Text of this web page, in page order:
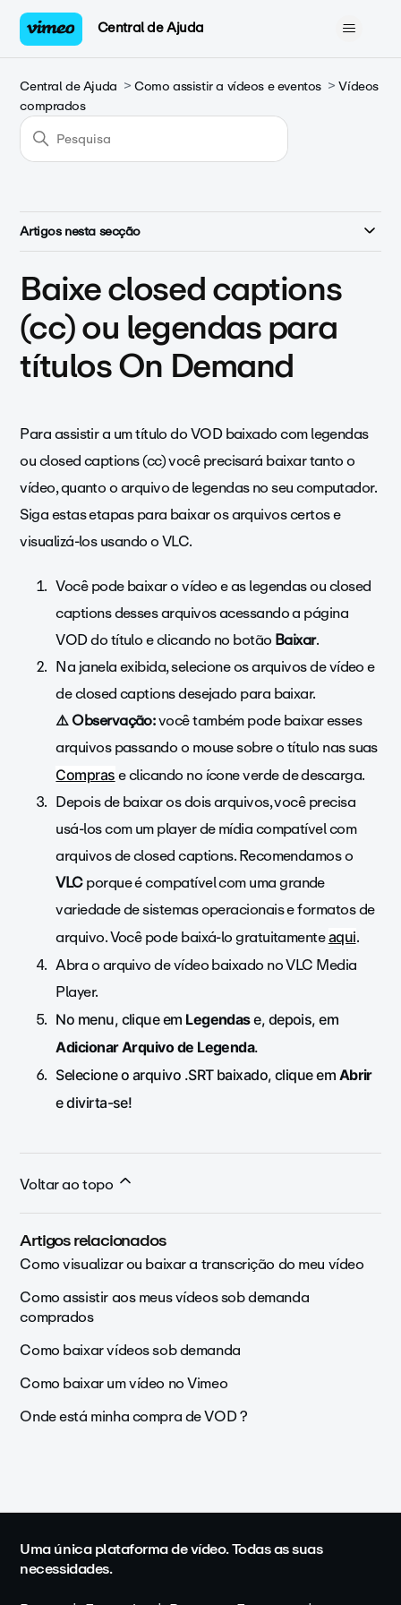
Central de Ajuda
Central de Ajuda Como assistir a vídeos e eventos
Vídeos
comprados
Artigos nesta secção
Baixe closed captions
(cc) ou legendas para
títulos On Demand
Para assistir a um título do VOD baixado com legendas
ou closed captions (cc) você precisará baixar tanto o
vídeo, quanto o arquivo de legendas no seu computador.
Siga estas etapas para baixar os arquivos certos e
visualizá-los usando o VLC.
Você pode baixar o vídeo e as legendas ou closed
captions desses arquivos acessando a página
VOD do título e clicando no botãoBaixar.
Na janela exibida, selecione os arquivos de vídeo e
de closed captions desejado para baixar.
⚠️ Observação:você também pode baixar esses
arquivos passando o mouse sobre o título nas suas
Comprase clicando no ícone verde de descarga.
Depois de baixar os dois arquivos, você precisa
usá-los com um player de mídia compatível com
arquivos de closed captions. Recomendamos o
VLCporque é compatível com uma grande
variedade de sistemas operacionais e formatos de
arquivo. Você pode baixá-lo gratuitamenteaqui.
Abra o arquivo de vídeo baixado no VLC Media
Player.
No menu, clique em Legendase, depois, em
Adicionar Arquivo de Legenda.
Selecione o arquivo .SRT baixado, clique em Abrir
e divirta-se!
Voltar ao topo
Artigos relacionados
Como visualizar ou baixar a transcrição do meu vídeo
Como assistir aos meus vídeos sob demanda
comprados
Como baixar vídeos sob demanda
Como baixar um vídeo no Vimeo
Onde está minha compra de VOD ?
Uma única plataforma de vídeo. Todas as suas
necessidades.